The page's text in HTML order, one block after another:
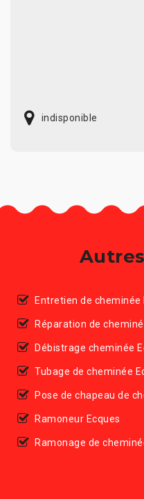
indisponible
Entretien de cheminée
Réparation de
Débistrage cheminée
Tubage de cheminée
Pose de chapeau de
Ramoneur Ecques
Ramonage de